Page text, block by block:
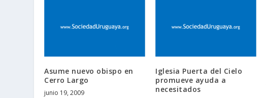
Asume nuevo obispo en
Cerro Largo
junio 19, 2009
Iglesia Puerta del Cielo
promueve ayuda a
necesitados